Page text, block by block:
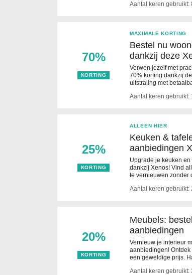
Aantal keren gebruikt:
70%
KORTING
MAXIMALE KORTING
Bestel nu
dankzij deze
Verwen jezelf met
70% korting dankzij
uitstraling met
Aantal keren gebruikt:
25%
KORTING
ALLEEN HIER
Keuken &
aanbiedingen
Upgrade je keuken
dankzij Xenos! Vind
te vernieuwen zonder
Aantal keren gebruikt:
20%
KORTING
Meubels:
aanbiedingen
Vernieuw je interieur
aanbiedingen!
een geweldige prijs.
Aantal keren gebruikt: